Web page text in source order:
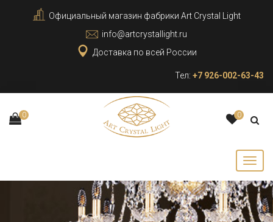
Официальный магазин фабрики Art Crystal Light
info@artcrystallight.ru
Доставка по всей России
Тел: +7 926-002-63-43
0 0